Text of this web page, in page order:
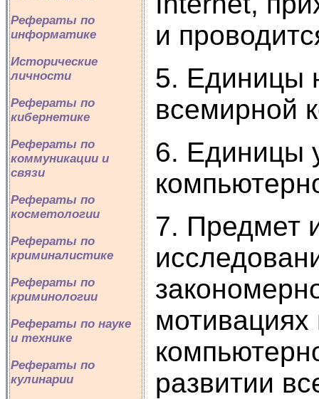
Рефераты по
информатике
Исторические
личности
Рефераты по
кибернетике
Рефераты по
коммуникации и
связи
Рефераты по
косметологии
Рефераты по
криминалистике
Рефераты по
криминологии
Рефераты по науке
и технике
Рефераты по
кулинарии
и
5. Единицы
всемирной
6. Единицы
7. Предмет
развитии